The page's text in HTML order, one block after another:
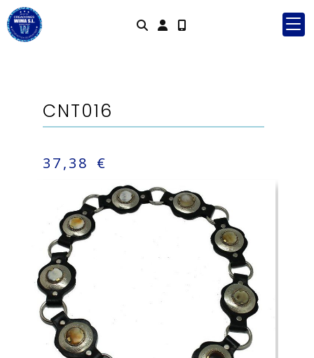
Identifícate
CNT016
37,38 €